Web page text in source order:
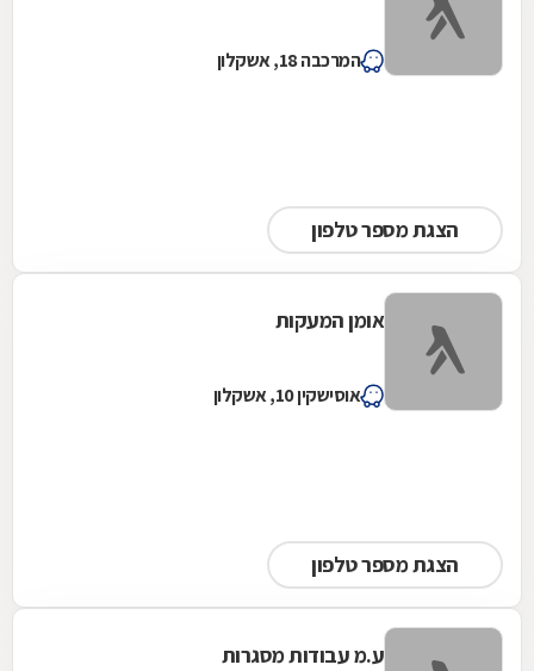
המרכבה 18, אשקלון
הצגת מספר טלפון
אומן המעקות
אוסישקין 10, אשקלון
הצגת מספר טלפון
ע.מ עבודות מסגרות